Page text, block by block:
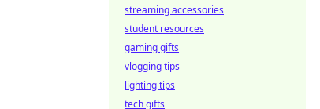
streaming accessories
student resources
gaming gifts
vlogging tips
lighting tips
tech gifts